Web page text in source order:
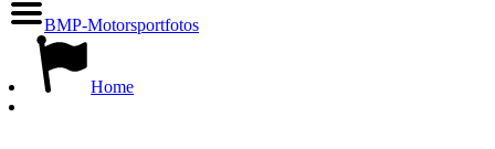
BMP-Motorsportfotos
Home